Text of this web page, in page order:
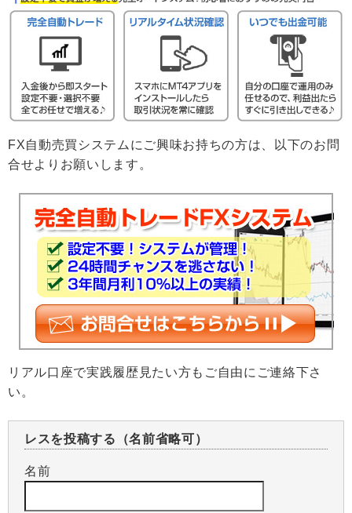
FX自動売買システムにご興味お持ちの方は、以下のお問
合せよりお願いします。
リアル口座で実践履歴見たい方もご自由にご連絡下さ
い。
レスを投稿する（名前省略可）
名前